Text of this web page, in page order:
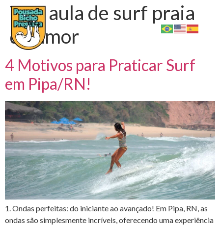
Tag:aula de surf praia
do amor
4 Motivos para Praticar Surf
em Pipa/RN!
1. Ondas perfeitas: do iniciante ao avançado! Em Pipa, RN, as
ondas são simplesmente incríveis, oferecendo uma experiência